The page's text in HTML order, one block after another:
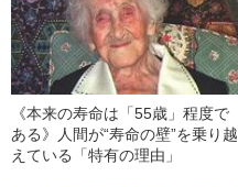
《本来の寿命は「55歳」程度で
ある》人間が“寿命の壁”を乗り越
えている「特有の理由」